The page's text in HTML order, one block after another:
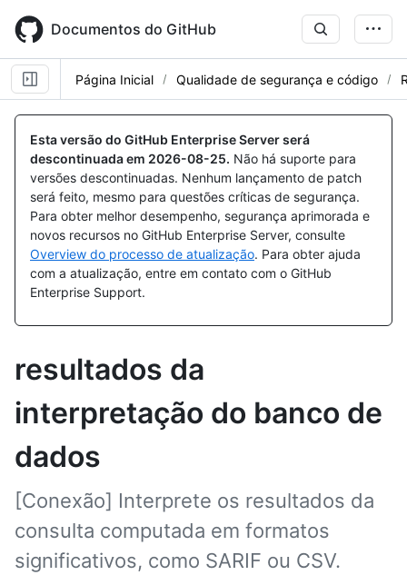
main
content
Documentos do GitHub
Página Inicial Qualidade de segurança e código
Esta versão do GitHub Enterprise Server será
descontinuada em 2026-08-25. Não há suporte para
versões descontinuadas. Nenhum lançamento de patch
será feito, mesmo para questões críticas de segurança.
Para obter melhor desempenho, segurança aprimorada e
novos recursos no GitHub Enterprise Server, consulte
Overview do processo de atualização. Para obter ajuda
com a atualização, entre em contato com o GitHub
Enterprise Support.
resultados da
interpretação do banco de
dados
[Conexão] Interprete os resultados da
consulta computada em formatos
significativos, como SARIF ou CSV.